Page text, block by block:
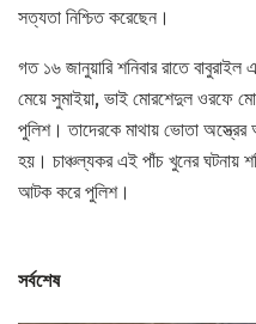
সত্যতা নিশ্চিত করেছেন।
গত ১৬ জানুয়ারি শনিবার রাতে
মেয়ে সুমাইয়া, ভাই মোরশেদুল ওরফে
পুলিশ। তাদেরকে মাথায় ভোতা
হয়। চাঞ্চল্যকর এই পাঁচ খুনের ঘটনায়
আটক করে পুলিশ।
সর্বশেষ